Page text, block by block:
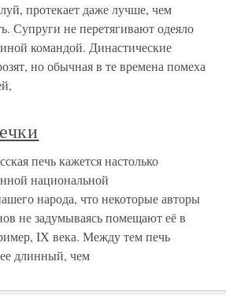
протекает даже лучше, чем
Супруги не перетягивают одеяло
командой. Династические
но обычная в те времена помеха
печь кажется настолько
национальной
народа, что некоторые авторы
не задумываясь помещают её в
IХ века. Между тем печь
длинный, чем